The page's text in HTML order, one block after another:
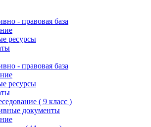
- правовая база
ресурсы
- правовая база
ресурсы
( 9 класс )
документы